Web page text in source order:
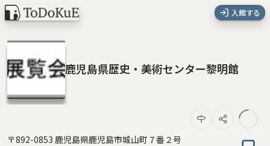
入館する
鹿児島県歴史・美術センター黎明館
〒892-0853 鹿児島県鹿児島市城山町７番２号